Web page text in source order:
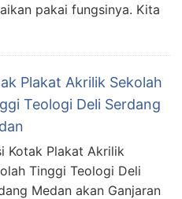
pakai fungsinya. Kita
Plakat Akrilik Sekolah
Teologi Deli Serdang
Kotak Plakat Akrilik
Tinggi Teologi Deli
Medan akan Ganjaran